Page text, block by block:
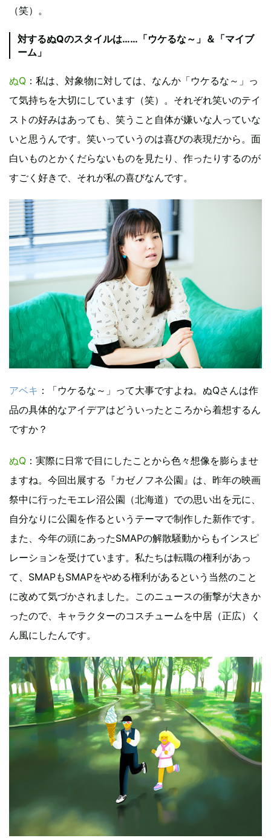
（笑）。
対するぬQのスタイルは……「ウケるな～」＆「マイブ
ーム」
ぬQ ：私は、対象物に対しては、なんか「ウケるな～」っ
て気持ちを大切にしています（笑）。それぞれ笑いのテイ
ストの好みはあっても、笑うこと自体が嫌いな人っていな
いと思うんです。笑いっていうのは喜びの表現だから。面
白いものとかくだらないものを見たり、作ったりするのが
すごく好きで、それが私の喜びなんです。
アベキ ：「ウケるな～」って大事ですよね。ぬQさんは作
品の具体的なアイデアはどういったところから着想するん
ですか？
ぬQ ：実際に日常で目にしたことから色々想像を膨らませ
ますね。今回出展する『カゼノフネ公園』は、昨年の映画
祭中に行ったモエレ沼公園（北海道）での思い出を元に、
自分なりに公園を作るというテーマで制作した新作です。
また、今年の頭にあったSMAPの解散騒動からもインスピ
レーションを受けています。私たちは転職の権利があっ
て、SMAPもSMAPをやめる権利があるという当然のこと
に改めて気づかされました。このニュースの衝撃が大きか
ったので、キャラクターのコスチュームを中居（正広）く
ん風にしたんです。